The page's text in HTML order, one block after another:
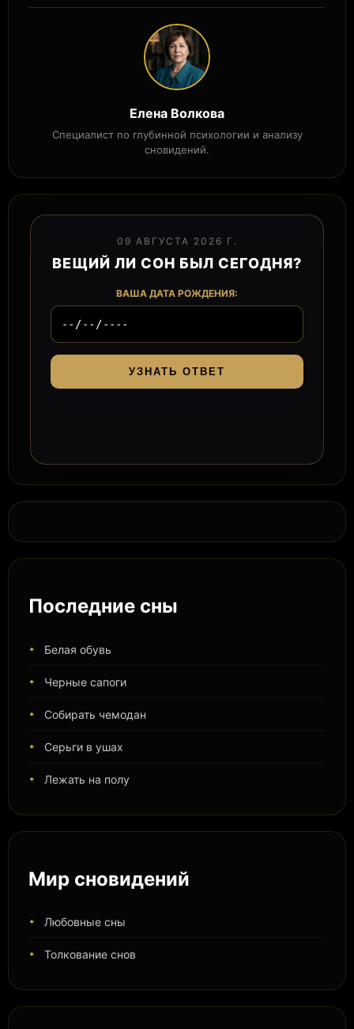
Елена Волкова
Специалист по глубинной психологии и анализу
сновидений.
09 АВГУСТА 2026 Г.
ВЕЩИЙ ЛИ СОН БЫЛ СЕГОДНЯ?
ВАША ДАТА РОЖДЕНИЯ:
УЗНАТЬ ОТВЕТ
Последние сны
Белая обувь
Черные сапоги
Собирать чемодан
Серьги в ушах
Лежать на полу
Мир сновидений
Любовные сны
Толкование снов